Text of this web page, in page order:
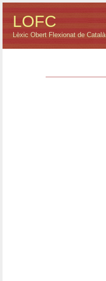
LOFC
Lèxic Obert Flexionat de Català